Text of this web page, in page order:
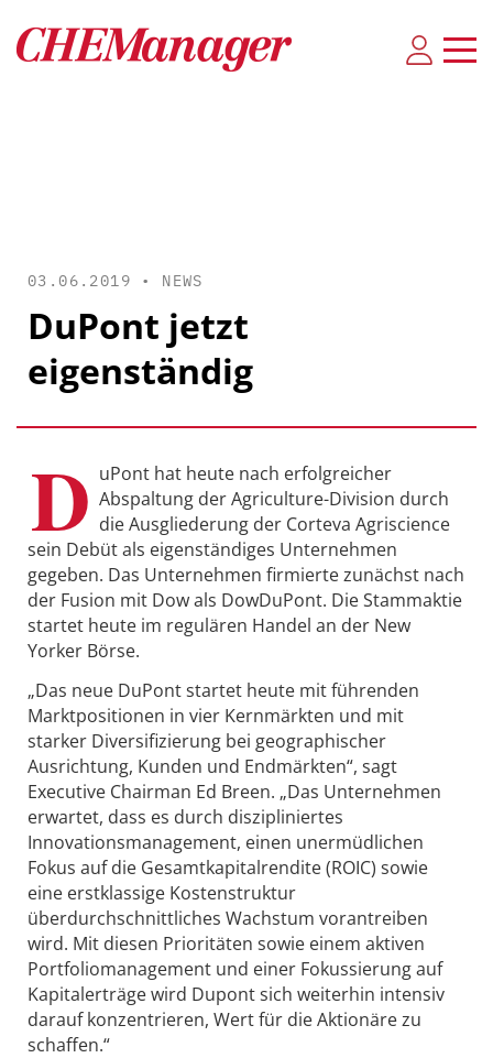
03.06.2019 • NEWS
DuPont jetzt
eigenständig
D uPont hat heute nach erfolgreicher
Abspaltung der Agriculture-Division durch
die Ausgliederung der Corteva Agriscience
sein Debüt als eigenständiges Unternehmen
gegeben. Das Unternehmen firmierte zunächst nach
der Fusion mit Dow als DowDuPont. Die Stammaktie
startet heute im regulären Handel an der New
Yorker Börse.
„Das neue DuPont startet heute mit führenden
Marktpositionen in vier Kernmärkten und mit
starker Diversifizierung bei geographischer
Ausrichtung, Kunden und Endmärkten“, sagt
Executive Chairman Ed Breen. „Das Unternehmen
erwartet, dass es durch diszipliniertes
Innovationsmanagement, einen unermüdlichen
Fokus auf die Gesamtkapitalrendite (ROIC) sowie
eine erstklassige Kostenstruktur
überdurchschnittliches Wachstum vorantreiben
wird. Mit diesen Prioritäten sowie einem aktiven
Portfoliomanagement und einer Fokussierung auf
Kapitalerträge wird Dupont sich weiterhin intensiv
darauf konzentrieren, Wert für die Aktionäre zu
schaffen.“